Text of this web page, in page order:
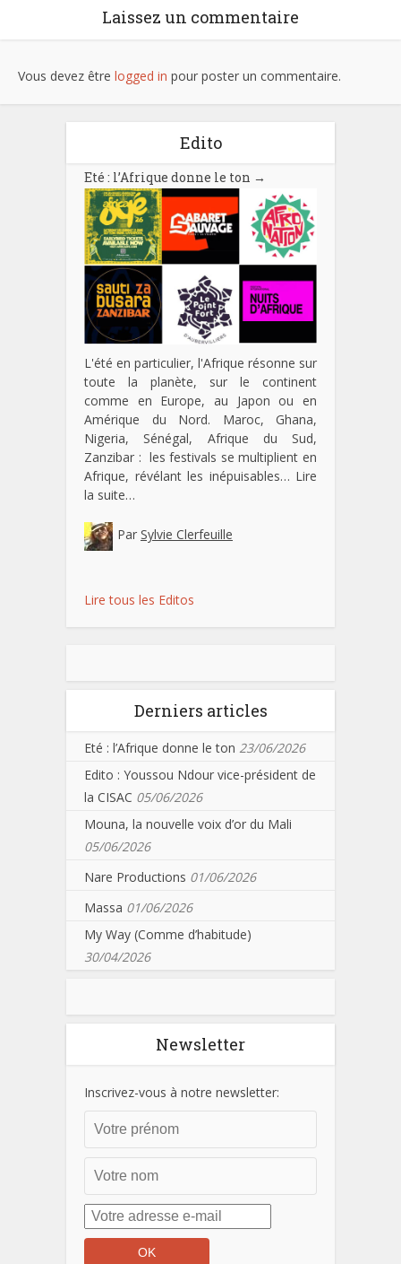
Laissez un commentaire
Vous devez être logged in pour poster un commentaire.
Edito
Eté : l’Afrique donne le ton →
L'été en particulier, l'Afrique résonne sur
toute la planète, sur le continent
comme en Europe, au Japon ou en
Amérique du Nord. Maroc, Ghana,
Nigeria, Sénégal, Afrique du Sud,
Zanzibar : les festivals se multiplient en
Afrique, révélant les inépuisables… Lire
la suite…
Par Sylvie Clerfeuille
Lire tous les Editos
Derniers articles
Eté : l’Afrique donne le ton 23/06/2026
Edito : Youssou Ndour vice-président de
la CISAC 05/06/2026
Mouna, la nouvelle voix d’or du Mali
05/06/2026
Nare Productions 01/06/2026
Massa 01/06/2026
My Way (Comme d’habitude)
30/04/2026
Newsletter
Inscrivez-vous à notre newsletter: